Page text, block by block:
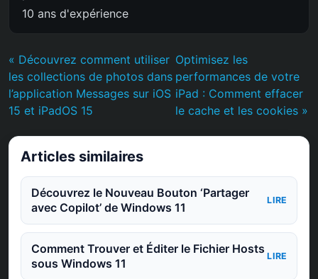
10 ans d'expérience
« Découvrez comment utiliser
les collections de photos dans
l’application Messages sur iOS
15 et iPadOS 15
Optimisez les
performances de votre
iPad : Comment effacer
le cache et les cookies »
Articles similaires
Découvrez le Nouveau Bouton ‘Partager
avec Copilot’ de Windows 11
LIRE
Comment Trouver et Éditer le Fichier Hosts
sous Windows 11
LIRE